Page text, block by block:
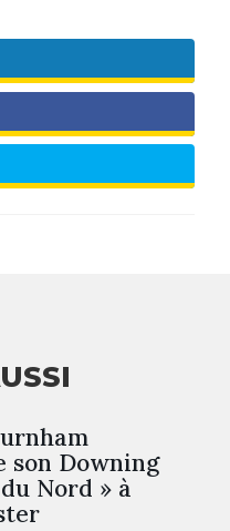
son Downing
Nord » à